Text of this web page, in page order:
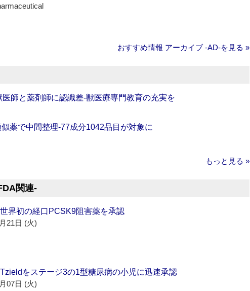
おすすめ情報 アーカイブ ‐AD‐を見る »
医師と薬剤師に認識差‐獣医療専門教育の充実を
薬で中間整理‐77成分1042品目が対象に
もっと見る »
関連‐
界初の経口PCSK9阻害薬を承認
21日 (火)
をステージ3の1型糖尿病の小児に迅速承認
07日 (火)